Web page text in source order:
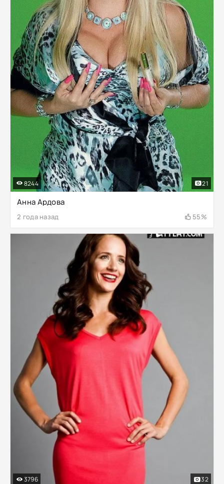
Анна Ардова
2 года назад 55%
8244 21
3796 32